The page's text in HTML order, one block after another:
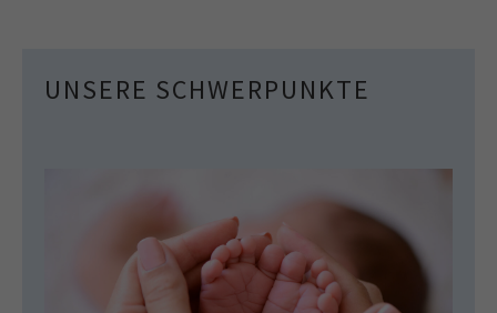
UNSERE SCHWERPUNKTE